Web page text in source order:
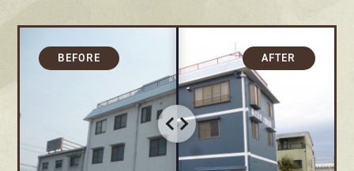
募集要項
先輩インタビュー